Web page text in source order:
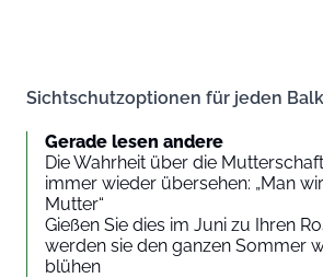
Sichtschutzoptionen für jeden
Gerade lesen andere
Die Wahrheit über die
immer wieder übersehen: „Man
Mutter“
Gießen Sie dies im Juni zu Ihren
werden sie den ganzen Sommer
blühen